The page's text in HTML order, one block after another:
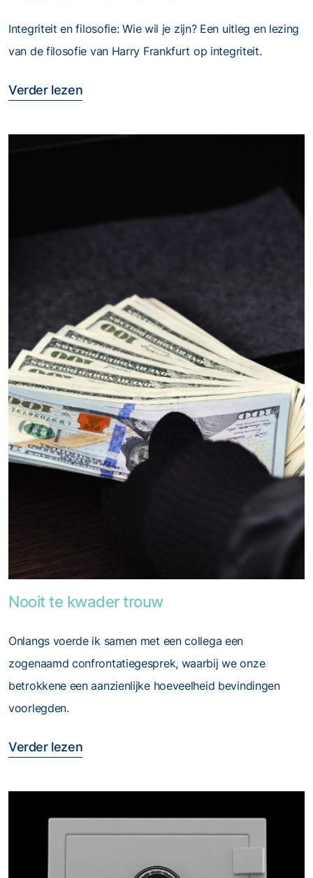
Integriteit en filosofie: Wie wil je zijn? Een uitleg en lezing
van de filosofie van Harry Frankfurt op integriteit.
Verder lezen
Nooit te kwader trouw
Onlangs voerde ik samen met een collega een
zogenaamd confrontatiegesprek, waarbij we onze
betrokkene een aanzienlijke hoeveelheid bevindingen
voorlegden.
Verder lezen